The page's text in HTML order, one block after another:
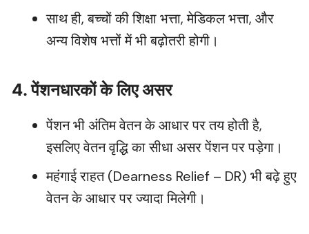
साथ ही, बच्चों की शिक्षा भत्ता, मेडिकल भत्ता, और
अन्य विशेष भत्तों में भी बढ़ोतरी होगी।
4. पेंशनधारकों के लिए असर
पेंशन भी अंतिम वेतन के आधार पर तय होती है,
इसलिए वेतन वृद्धि का सीधा असर पेंशन पर पड़ेगा।
महंगाई राहत (Dearness Relief – DR) भी बढ़े हुए
वेतन के आधार पर ज्यादा मिलेगी।